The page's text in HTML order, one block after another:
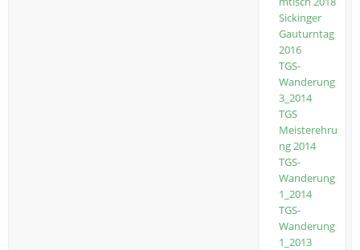
Sickinger
Gauturntag
2016
TGS-
Wanderung
3_2014
TGS
Meisterehru
ng 2014
TGS-
Wanderung
1_2014
TGS-
Wanderung
1_2013